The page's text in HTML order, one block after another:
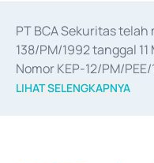
PT BCA Sekuritas
138/PM/1992 tanggal
Nomor KEP-12/PM/
merger, akuisisi,
LIHAT SELENGKAPNYA